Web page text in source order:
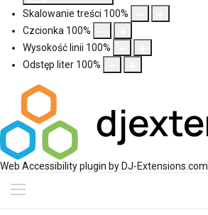
Skalowanie treści 100%
Czcionka 100%
Wysokość linii 100%
Odstęp liter 100%
Web Accessibility plugin by DJ-Extensions.com